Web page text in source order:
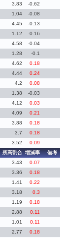
3.83 -0.62
1.04 -0.08
4.45 -0.13
1.12 -0.16
4.58 -0.04
1.28 -0.1
4.62 0.18
4.44 0.24
4.2 0.08
1.38 -0.03
4.12 0.03
4.09 0.21
3.88 0.18
3.7 0.18
3.52 0.09
残高割合 増減率 備考
3.43 0.07
3.36 0.18
1.41 0.22
3.18 0.3
1.19 0.18
2.88 0.11
1.01 0.11
2.77 0.18